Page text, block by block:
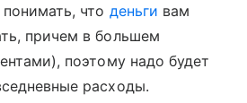
что деньги вам
причем в большем
поэтому надо будет
расходы.